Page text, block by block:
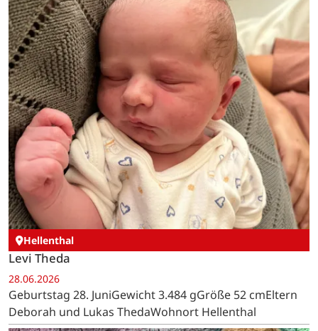
Hellenthal
Levi Theda
28.06.2026
Geburtstag 28. JuniGewicht 3.484 gGröße 52 cmEltern
Deborah und Lukas ThedaWohnort Hellenthal